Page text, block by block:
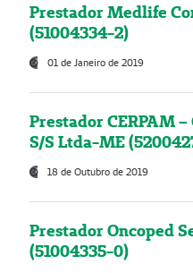
Prestador Medlife
(51004334-2)
01 de Janeiro de 2019
Prestador CERPAM
S/S Ltda-ME
18 de Outubro de 2019
Prestador Oncoped
(51004335-0)